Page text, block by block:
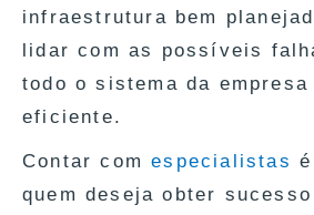
infraestrutura bem
lidar com as possíveis
todo o sistema da empresa
eficiente.
Contar comespecialistas
quem deseja obter